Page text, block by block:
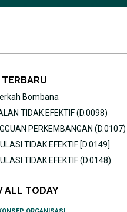
Bombana
TIDAK EFEKTIF (D.0098)
PERKEMBANGAN (D.0107)
TIDAK EFEKTIF [D.0149]
TIDAK EFEKTIF (D.0148)
ALL TODAY